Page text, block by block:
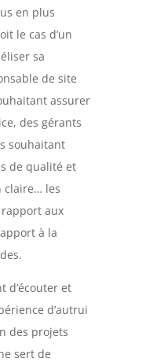
en plus
le cas d’un
sa
de site
assurer
des gérants
souhaitant
de qualité et
claire… les
aux
à la
d’écouter et
d’autrui
des projets
sert de